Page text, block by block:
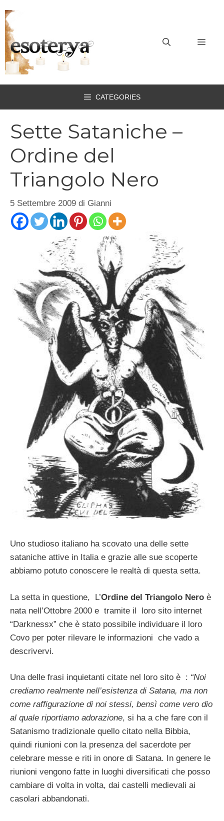
al
contenuto
CATEGORIES
Sette Sataniche –
Ordine del
Triangolo Nero
5 Settembre 2009 di Gianni
Uno studioso italiano ha scovato una delle sette
sataniche attive in Italia e grazie alle sue scoperte
abbiamo potuto conoscere le realtà di questa setta.
La setta in questione, L’Ordine del Triangolo Nero è
nata nell’Ottobre 2000 e tramite il loro sito internet
“Darknessx” che è stato possibile individuare il loro
Covo per poter rilevare le informazioni che vado a
descrivervi.
Una delle frasi inquietanti citate nel loro sito è : “Noi
crediamo realmente nell’esistenza di Satana, ma non
come raffigurazione di noi stessi, bensì come vero dio
al quale riportiamo adorazione, si ha a che fare con il
Satanismo tradizionale quello citato nella Bibbia,
quindi riunioni con la presenza del sacerdote per
celebrare messe e riti in onore di Satana. In genere le
riunioni vengono fatte in luoghi diversificati che posso
cambiare di volta in volta, dai castelli medievali ai
casolari abbandonati.